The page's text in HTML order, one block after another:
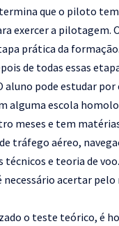
que o piloto
exercer a pilotagem.
prática da formação.
de todas essas
aluno pode estudar
alguma escola
meses e tem
tráfego aéreo,
e teoria de
necessário acertar pelo
o teste teórico, é